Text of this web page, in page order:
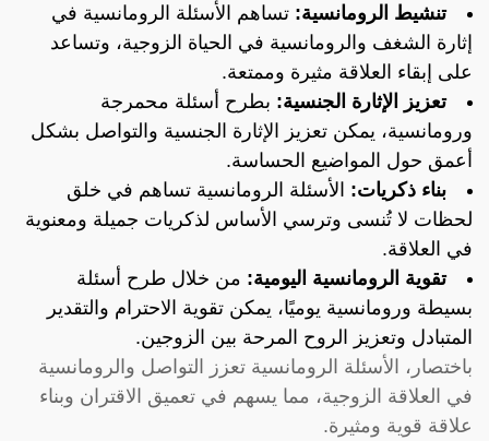
تنشيط الرومانسية: تساهم الأسئلة الرومانسية في
إثارة الشغف والرومانسية في الحياة الزوجية، وتساعد
على إبقاء العلاقة مثيرة وممتعة.
تعزيز الإثارة الجنسية: بطرح أسئلة محمرجة
ورومانسية، يمكن تعزيز الإثارة الجنسية والتواصل بشكل
أعمق حول المواضيع الحساسة.
بناء ذكريات: الأسئلة الرومانسية تساهم في خلق
لحظات لا تُنسى وترسي الأساس لذكريات جميلة ومعنوية
في العلاقة.
تقوية الرومانسية اليومية: من خلال طرح أسئلة
بسيطة ورومانسية يوميًا، يمكن تقوية الاحترام والتقدير
المتبادل وتعزيز الروح المرحة بين الزوجين.
باختصار، الأسئلة الرومانسية تعزز التواصل والرومانسية
في العلاقة الزوجية، مما يسهم في تعميق الاقتران وبناء
علاقة قوية ومثيرة.